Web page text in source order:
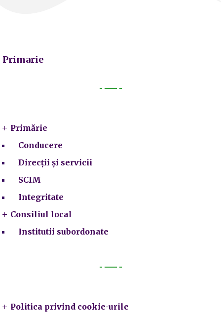
Primarie
Primărie
Conducere
Direcții și servicii
SCIM
Integritate
Consiliul local
Institutii subordonate
Politica privind cookie-urile